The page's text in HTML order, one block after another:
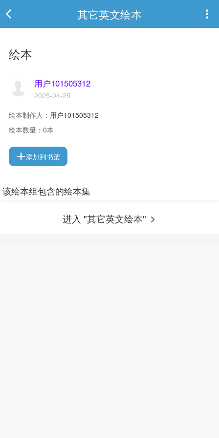
其它英文绘本
绘本
用户101505312
2025-04-25
绘本制作人： 用户101505312
绘本数量： 0本
添加到书架
该绘本组包含的绘本集
进入 "其它英文绘本"